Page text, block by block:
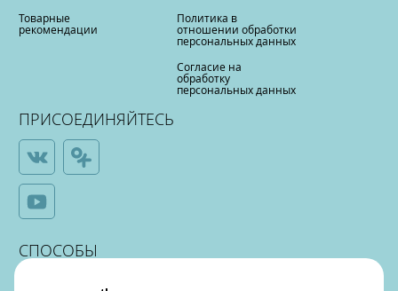
Товарные
рекомендации
Политика в
отношении обработки
персональных данных
Согласие на
обработку
персональных данных
ПРИСОЕДИНЯЙТЕСЬ
СПОСОБЫ
ОПЛАТЫ